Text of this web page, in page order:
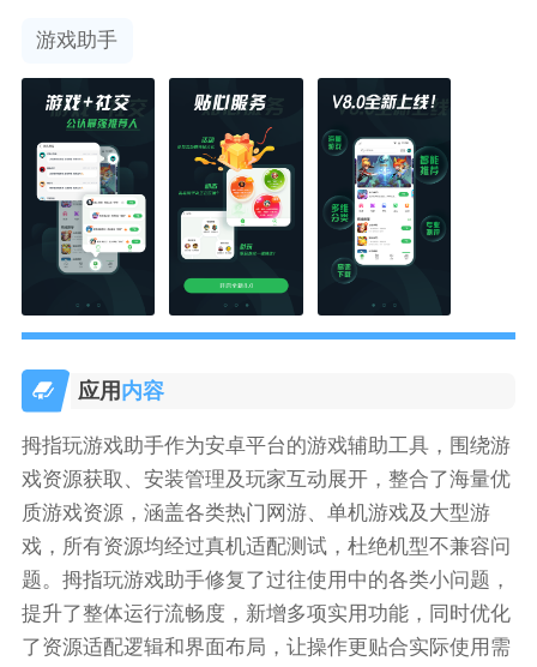
游戏助手
应用 内容
拇指玩游戏助手作为安卓平台的游戏辅助工具，围绕游
戏资源获取、安装管理及玩家互动展开，整合了海量优
质游戏资源，涵盖各类热门网游、单机游戏及大型游
戏，所有资源均经过真机适配测试，杜绝机型不兼容问
题。拇指玩游戏助手修复了过往使用中的各类小问题，
提升了整体运行流畅度，新增多项实用功能，同时优化
了资源适配逻辑和界面布局，让操作更贴合实际使用需